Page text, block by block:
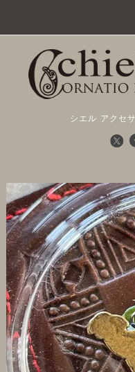
シエル アクセ